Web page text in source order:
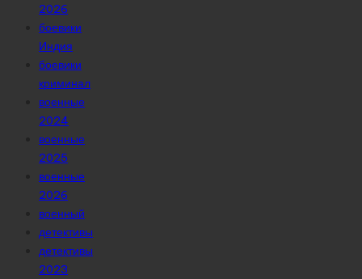
2026
боевики
Индия
боевики
криминал
военные
2024
военные
2025
военные
2026
военный
детективы
детективы
2023